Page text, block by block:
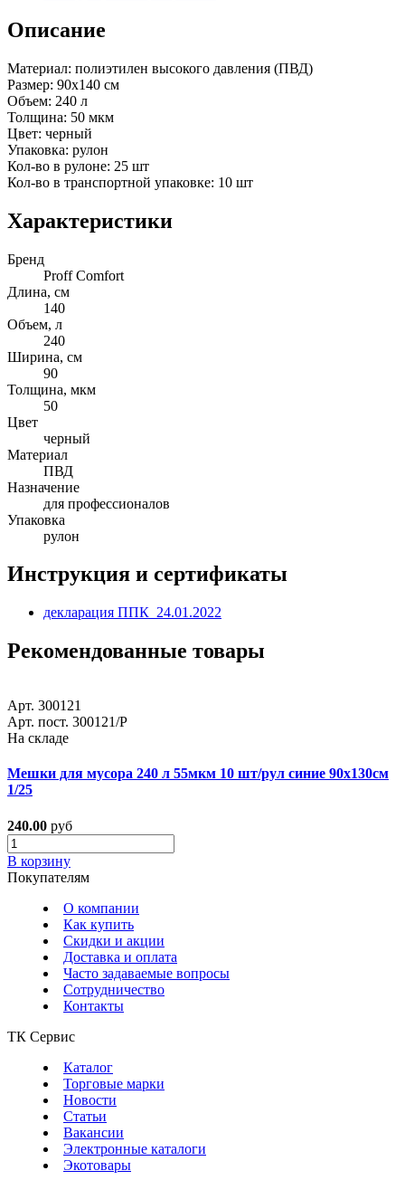
Описание
Материал: полиэтилен высокого давления (ПВД)
Размер: 90х140 см
Объем: 240 л
Толщина: 50 мкм
Цвет: черный
Упаковка: рулон
Кол-во в рулоне: 25 шт
Кол-во в транспортной упаковке: 10 шт
Характеристики
Бренд
Proff Comfort
Длина, см
140
Объем, л
240
Ширина, см
90
Толщина, мкм
50
Цвет
черный
Материал
ПВД
Назначение
для профессионалов
Упаковка
рулон
Инструкция и сертификаты
декларация ППК_24.01.2022
Рекомендованные товары
Арт. 300121
Арт. пост. 300121/Р
На складе
Мешки для мусора 240 л 55мкм 10 шт/рул синие 90х130см
1/25
240.00 руб
В корзину
Покупателям
О компании
Как купить
Скидки и акции
Доставка и оплата
Часто задаваемые вопросы
Сотрудничество
Контакты
ТК Сервис
Каталог
Торговые марки
Новости
Статьи
Вакансии
Электронные каталоги
Экотовары